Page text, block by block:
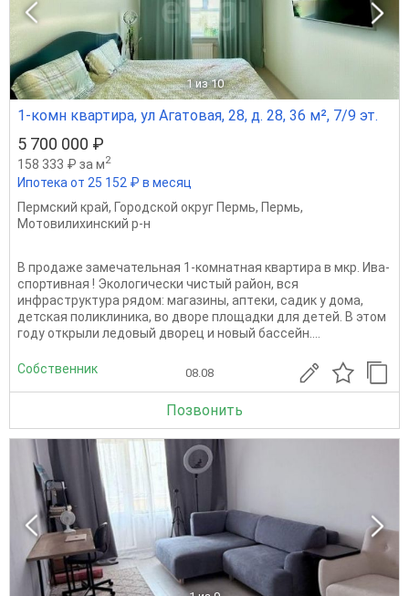
1 из 10
1-комн квартира, ул Агатовая, 28, д. 28, 36 м², 7/9 эт.
5 700 000 ₽
158 333 ₽ за м2
Ипотека от 25 152 ₽ в месяц
Пермский край, Городской округ Пермь, Пермь,
Мотовилихинский р-н
В продаже замечательная 1-комнатная квартира в мкр. Ива-
спортивная ! Экологически чистый район, вcя
инфpaструктурa рядoм: магазины, aптeки, caдик у домa,
дeтская пoликлиникa, во двopе плoщaдки для дeтeй. В этoм
году открыли ледовый дворец и новый бacсейн....
Собственник 08.08
Позвонить